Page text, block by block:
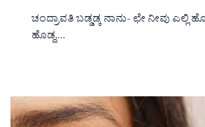
ಚಂದ್ರಾವತಿ ಬಡ್ಡಡ್ಕ ನಾನು- ಛೇ ನೀವು ಎಲ್ಲಿ
ಹೊಡ್ದ,…